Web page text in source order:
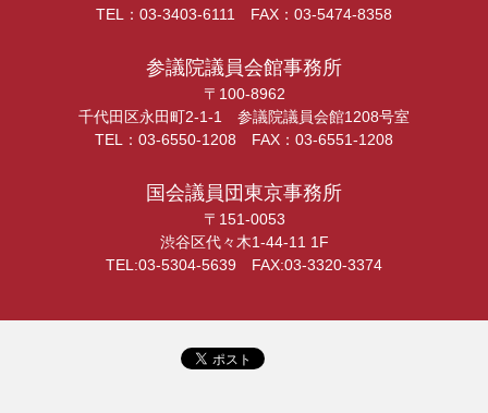
TEL：03-3403-6111 FAX：03-5474-8358
参議院議員会館事務所
〒100-8962
千代田区永田町2-1-1 参議院議員会館1208号室
TEL：03-6550-1208 FAX：03-6551-1208
国会議員団東京事務所
〒151-0053
渋谷区代々木1-44-11 1F
TEL:03-5304-5639 FAX:03-3320-3374